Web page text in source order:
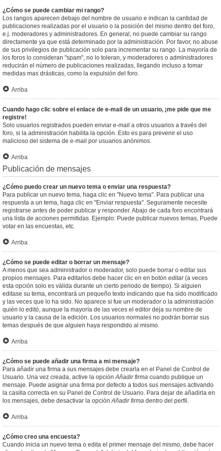
¿Cómo se puede cambiar mi rango?
Los rangos aparecen debajo del nombre de usuario e indican la cantidad de
publicaciones realizadas por el usuario o la posición del mismo dentro del foro,
e.j. moderadores y administradores. En general, no puede cambiar su rango
directamente ya que está determinado por la administración. Por favor, no abuse
de sus privilegios de publicación solo para incrementar su rango. La mayoría de
los foros lo consideran "spam", no lo toleran, y moderadores o administradores
reducirán el número de publicaciones realizadas, llegando incluso a tomar
medidas mas drásticas, como la expulsión del foro.
Arriba
Cuando hago clic sobre el enlace de e-mail de un usuario, ¡me pide que me
registre!
Solo usuarios registrados pueden enviar e-mail a otros usuarios a través del
foro, si la administración habilita la opción. Esto es para prevenir el uso
malicioso del sistema de e-mail por usuarios anónimos.
Arriba
Publicación de mensajes
¿Cómo puedo crear un nuevo tema o enviar una respuesta?
Para publicar un nuevo tema, haga clic en "Nuevo tema". Para publicar una
respuesta a un tema, haga clic en "Enviar respuesta". Seguramente necesite
registrarse antes de poder publicar y responder. Abajo de cada foro encontrará
una lista de acciones permitidas. Ejemplo: Puede publicar nuevos temas, Puede
votar en las encuestas, etc.
Arriba
¿Cómo se puede editar o borrar un mensaje?
A menos que sea administrador o moderador, solo puede borrar o editar sus
propios mensajes. Para editarlos debe hacer clic en en botón editar(a veces
esta opción solo es válida durante un cierto periodo de tiempo). Si alguien
editase su tema, encontrará un pequeño texto indicando que ha sido modificado
y las veces que lo ha sido. No aparece si fue un moderador o la administración
quién lo editó, aunque la mayoría de las veces el editor deja su nombre de
usuario y la causa de la edición. Los usuarios normales no podrán borrar sus
temas después de que alguien haya respondido al mismo.
Arriba
¿Cómo se puede añadir una firma a mi mensaje?
Para añadir una firma a sus mensajes debe crearla en el Panel de Control de
Usuario. Una vez creada, active la opciónAñadir firma cuando publique un
mensaje. Puede asignar una firma por defecto a todos sus mensajes activando
la casilla correcta en su Panel de Control de Usuario. Para dejar de añadirla en
los mensajes, debe desactivar la opciónAñadir firma dentro del perfil.
Arriba
¿Cómo creo una encuesta?
Cuando inicia un nuevo tema o edita el primer mensaje del mismo, debe hacer